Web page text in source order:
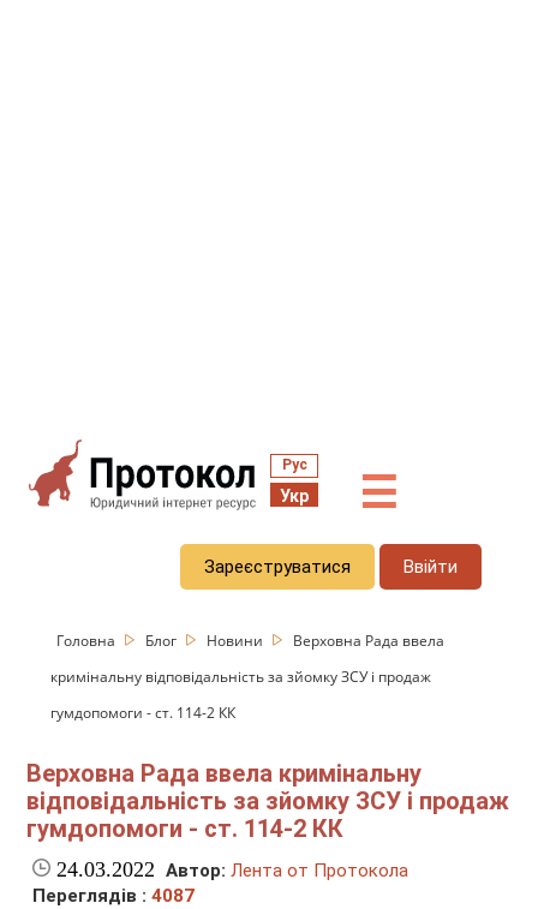
Рус
Укр ☰
Зареєструватися Ввійти
Головна Блог Новини
Верховна Рада ввела
кримінальну відповідальність за зйомку ЗСУ і продаж
гумдопомоги - ст. 114-2 КК
Верховна Рада ввела кримінальну
відповідальність за зйомку ЗСУ і продаж
гумдопомоги - ст. 114-2 КК
24.03.2022 Автор: Лента от Протокола
Переглядів :4087